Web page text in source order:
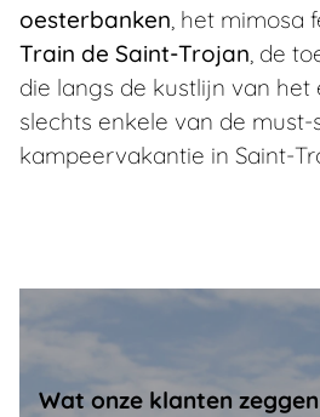
oesterbanken , het mimosa
Train de Saint-Trojan , de
die langs de kustlijn van het
slechts enkele van de
kampeervakantie in Saint-
Wat onze klanten zeggen